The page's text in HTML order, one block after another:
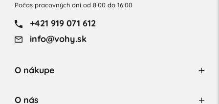
Počas pracovných dní od 8:00 do 16:00
+421 919 071 612
info@vohy.sk
O nákupe
O nás